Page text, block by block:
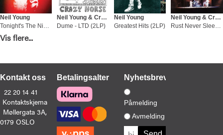
Kjøp
Neil Young
579,-
Neil Young & Crazy Horse
Dume - LTD (2LP)
Neil Young
Greatest Hits (2LP)
Neil Young & Crazy Horse
Neil Young
Mirror Ball (2LP)
Kjøp
Neil Young & Crazy Horse
Way Down In The Rust Bucket - LTD (4LP)
1 149,- Kjøp
Neil Young
Oceanside Countryside - LTD (LP)
429,-
Vis flere...
Kontakt oss
22 20 14 41
Kontaktskjema
Møllergata 3A,
0179 OSLO
BetalingsalternativerNyhetsbrev
Påmelding
Avmelding